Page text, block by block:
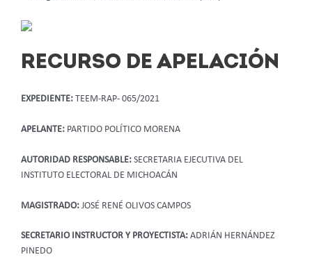
RECURSO DE APELACIÓN
EXPEDIENTE: TEEM-RAP- 065/2021
APELANTE: PARTIDO POLÍTICO MORENA
AUTORIDAD RESPONSABLE: SECRETARIA EJECUTIVA DEL
INSTITUTO ELECTORAL DE MICHOACÁN
MAGISTRADO: JOSÉ RENÉ OLIVOS CAMPOS
SECRETARIO INSTRUCTOR Y PROYECTISTA: ADRIÁN HERNÁNDEZ
PINEDO